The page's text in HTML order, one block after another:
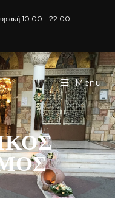
10:00 - 22:00
Menu